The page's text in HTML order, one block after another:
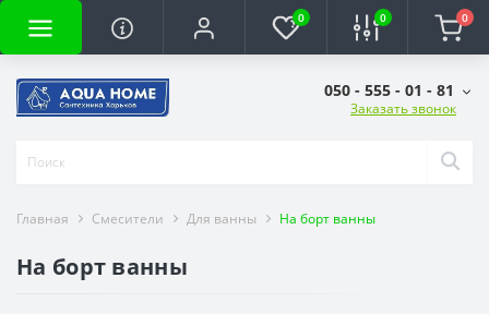
0 0 0
050 - 555 - 01 - 81
Заказать звонок
Главная Смесители Для ванны На борт ванны
На борт ванны